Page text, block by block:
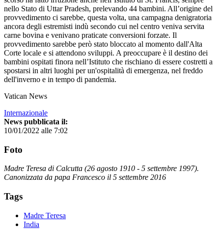
nello Stato di Uttar Pradesh, prelevando 44 bambini. All’origine del
provvedimento ci sarebbe, questa volta, una campagna denigratoria
ancora degli estremisti indù secondo cui nel centro veniva servita
carne bovina e venivano praticate conversioni forzate. Il
provvedimento sarebbe però stato bloccato al momento dall'Alta
Corte locale e si attendono sviluppi. A preoccupare è il destino dei
bambini ospitati finora nell’Istituto che rischiano di essere costretti a
spostarsi in altri luoghi per un'ospitalità di emergenza, nel freddo
dell'inverno e in tempo di pandemia.
Vatican News
Internazionale
News pubblicata il:
10/01/2022 alle 7:02
Foto
Madre Teresa di Calcutta (26 agosto 1910 - 5 settembre 1997).
Canonizzata da papa Francesco il 5 settembre 2016
Tags
Madre Teresa
India